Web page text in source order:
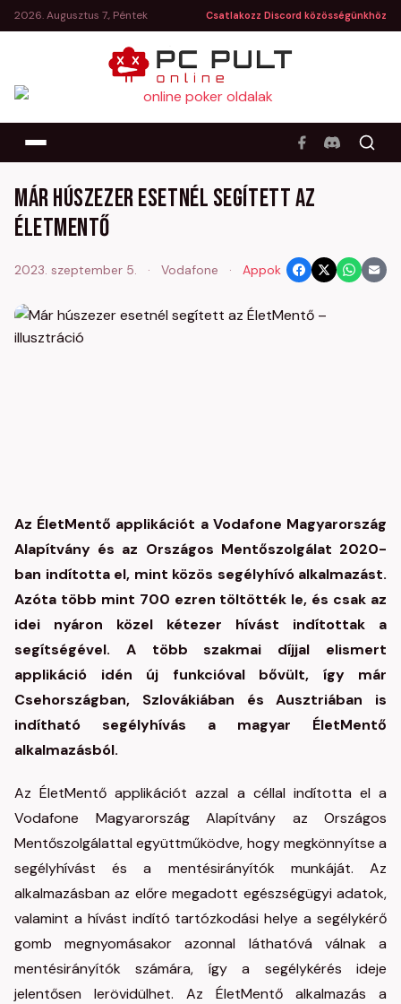
2026. Augusztus 7., Péntek Csatlakozz Discord közösségünkhöz
Már húszezer esetnél segített az
ÉletMentő
2023. szeptember 5. · Vodafone · Appok
Az ÉletMentő applikációt a Vodafone Magyarország
Alapítvány és az Országos Mentőszolgálat 2020-
ban indította el, mint közös segélyhívó alkalmazást.
Azóta több mint 700 ezren töltötték le, és csak az
idei nyáron közel kétezer hívást indítottak a
segítségével. A több szakmai díjjal elismert
applikáció idén új funkcióval bővült, így már
Csehországban, Szlovákiában és Ausztriában is
indítható segélyhívás a magyar ÉletMentő
alkalmazásból.
Az ÉletMentő applikációt azzal a céllal indította el a
Vodafone Magyarország Alapítvány az Országos
Mentőszolgálattal együttműködve, hogy megkönnyítse a
segélyhívást és a mentésirányítók munkáját. Az
alkalmazásban az előre megadott egészségügyi adatok,
valamint a hívást indító tartózkodási helye a segélykérő
gomb megnyomásakor azonnal láthatóvá válnak a
mentésirányítók számára, így a segélykérés ideje
jelentősen lerövidülhet. Az ÉletMentő alkalmazás a